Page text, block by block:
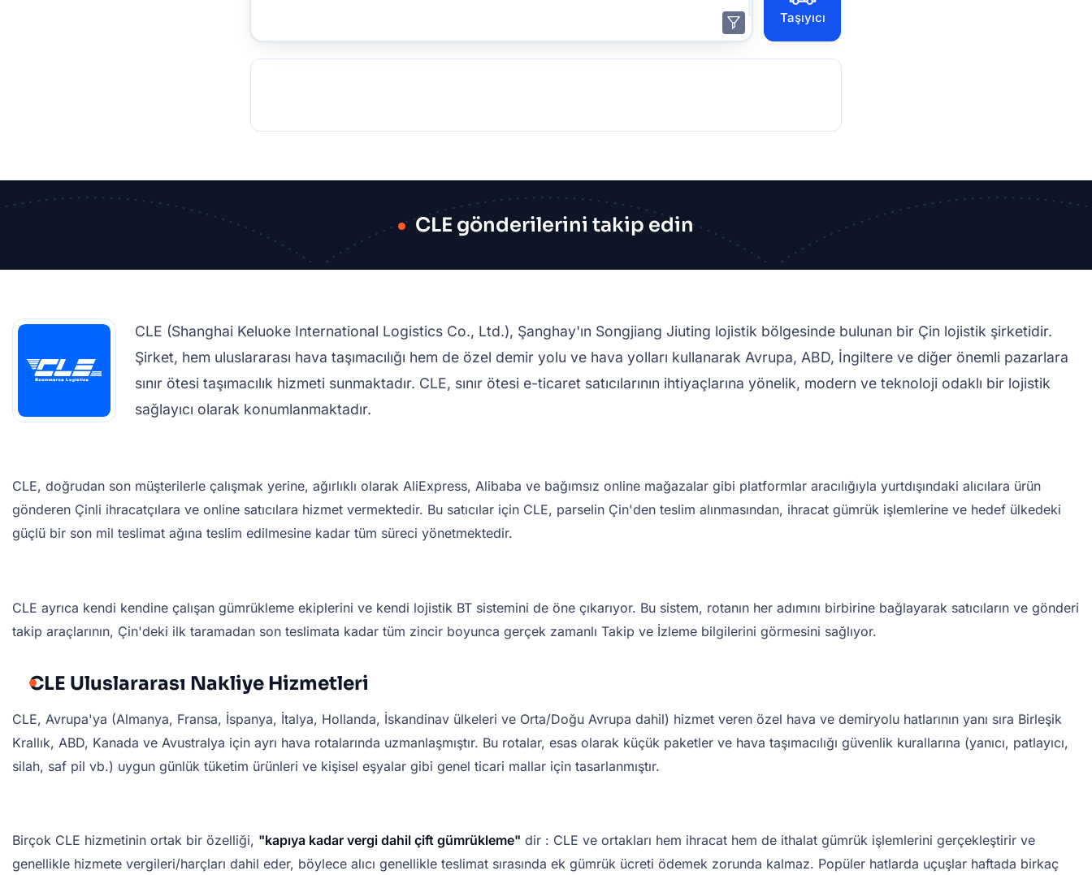
Taşıyıcı
CLE gönderilerini takip edin
CLE (Shanghai Keluoke International Logistics Co., Ltd.), Şanghay'ın Songjiang Jiuting lojistik bölgesinde bulunan bir Çin lojistik şirketidir.
Şirket, hem uluslararası hava taşımacılığı hem de özel demir yolu ve hava yolları kullanarak Avrupa, ABD, İngiltere ve diğer önemli pazarlara
sınır ötesi taşımacılık hizmeti sunmaktadır. CLE, sınır ötesi e-ticaret satıcılarının ihtiyaçlarına yönelik, modern ve teknoloji odaklı bir lojistik
sağlayıcı olarak konumlanmaktadır.
CLE, doğrudan son müşterilerle çalışmak yerine, ağırlıklı olarak AliExpress, Alibaba ve bağımsız online mağazalar gibi platformlar aracılığıyla yurtdışındaki alıcılara ürün
gönderen Çinli ihracatçılara ve online satıcılara hizmet vermektedir. Bu satıcılar için CLE, parselin Çin'den teslim alınmasından, ihracat gümrük işlemlerine ve hedef ülkedeki
güçlü bir son mil teslimat ağına teslim edilmesine kadar tüm süreci yönetmektedir.
CLE ayrıca kendi kendine çalışan gümrükleme ekiplerini ve kendi lojistik BT sistemini de öne çıkarıyor. Bu sistem, rotanın her adımını birbirine bağlayarak satıcıların ve gönderi
takip araçlarının, Çin'deki ilk taramadan son teslimata kadar tüm zincir boyunca gerçek zamanlı Takip ve İzleme bilgilerini görmesini sağlıyor.
CLE Uluslararası Nakliye Hizmetleri
CLE, Avrupa'ya (Almanya, Fransa, İspanya, İtalya, Hollanda, İskandinav ülkeleri ve Orta/Doğu Avrupa dahil) hizmet veren özel hava ve demiryolu hatlarının yanı sıra Birleşik
Krallık, ABD, Kanada ve Avustralya için ayrı hava rotalarında uzmanlaşmıştır. Bu rotalar, esas olarak küçük paketler ve hava taşımacılığı güvenlik kurallarına (yanıcı, patlayıcı,
silah, saf pil vb.) uygun günlük tüketim ürünleri ve kişisel eşyalar gibi genel ticari mallar için tasarlanmıştır.
Birçok CLE hizmetinin ortak bir özelliği, "kapıya kadar vergi dahil çift gümrükleme" dir : CLE ve ortakları hem ihracat hem de ithalat gümrük işlemlerini gerçekleştirir ve
genellikle hizmete vergileri/harçları dahil eder, böylece alıcı genellikle teslimat sırasında ek gümrük ücreti ödemek zorunda kalmaz. Popüler hatlarda uçuşlar haftada birkaç